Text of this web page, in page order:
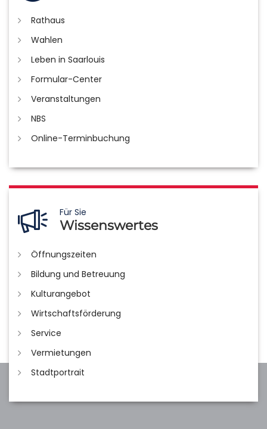
Rathaus
Wahlen
Leben in Saarlouis
Formular-Center
Veranstaltungen
NBS
Online-Terminbuchung
Für Sie
Wissenswertes
Öffnungszeiten
Bildung und Betreuung
Kulturangebot
Wirtschaftsförderung
Service
Vermietungen
Stadtportrait